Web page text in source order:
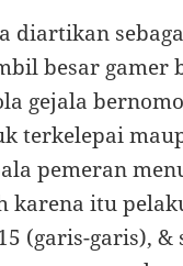
diartikan
besar gamer
gejala
terkelepai
pemeran
karena itu
(garis-garis),